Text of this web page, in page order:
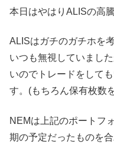
本日はやはりALISの高
ALISはガチのガチホを
いつも無視していまし
いのでトレードをして
す。(もちろん保有枚数
NEMは上記のポートフ
期の予定だったものを